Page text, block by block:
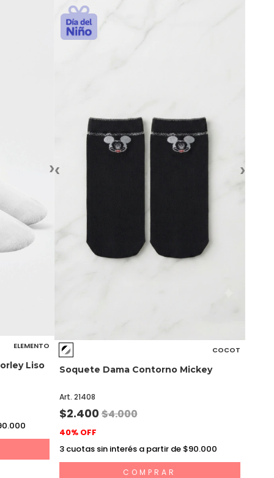
›
ELEMENTO
Liso
‹ ›
COCOT
Soquete Dama Contorno Mickey
Art. 21408
$2.400$4.000
40% OFF
3 cuotas sin interés a partir de $90.000
COMPRAR